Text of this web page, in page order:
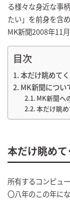
る様々な身近な事
たい」を前身を含
MK新聞2008年11
目次
本だけ眺めて
MK新聞につい
MK新聞へ
本だけ眺
本だけ眺め
所有するコンピュ
〇八年のこの年に